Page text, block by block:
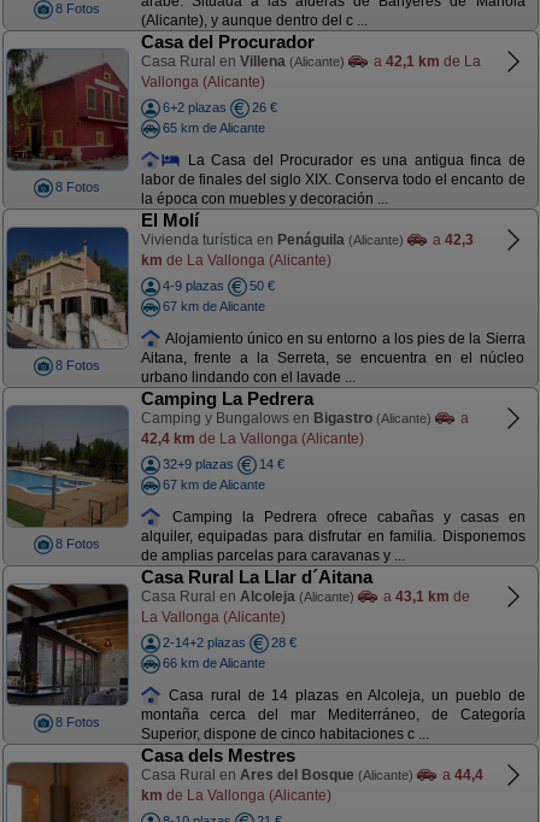
8 Fotos
(Alicante), y aunque dentro del c ...
8 Fotos
Casa del Procurador
Casa Rural en Villena (Alicante) a 42,1 km de La
Vallonga (Alicante)
6+2 plazas
26 €
65 km de Alicante
La Casa del Procurador es una antigua finca de
labor de finales del siglo XIX. Conserva todo el encanto de
la época con muebles y decoración ...
8 Fotos
El Molí
Vivienda turística en Penáguila (Alicante) a 42,3
km de La Vallonga (Alicante)
4-9 plazas
50 €
67 km de Alicante
Alojamiento único en su entorno a los pies de la Sierra
Aitana, frente a la Serreta, se encuentra en el núcleo
urbano lindando con el lavade ...
8 Fotos
Camping La Pedrera
Camping y Bungalows en Bigastro (Alicante)
a
42,4 km de La Vallonga (Alicante)
32+9 plazas
14 €
67 km de Alicante
Camping la Pedrera ofrece cabañas y casas en
alquiler, equipadas para disfrutar en familia. Disponemos
de amplias parcelas para caravanas y ...
8 Fotos
Casa Rural La Llar d´Aitana
Casa Rural en Alcoleja (Alicante) a 43,1 km de
La Vallonga (Alicante)
2-14+2 plazas
28 €
66 km de Alicante
Casa rural de 14 plazas en Alcoleja, un pueblo de
montaña cerca del mar Mediterráneo, de Categoría
Superior, dispone de cinco habitaciones c ...
Casa dels Mestres
Casa Rural en Ares del Bosque (Alicante) a 44,4
km de La Vallonga (Alicante)